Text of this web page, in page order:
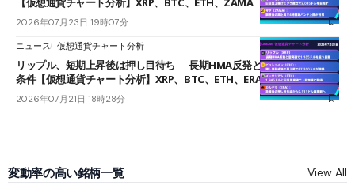
2026年07月23日 19時07分
ニュース 仮想通貨チャート分析
リップル、短期上昇後は押し目待ち──長期HMA反発と雲上抜けが買い
条件【仮想通貨チャート分析】XRP、BTC、ETH、ERA
2026年07月21日 18時28分
変動率の高い銘柄一覧 View All